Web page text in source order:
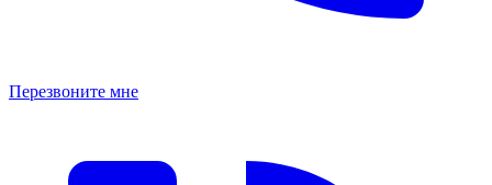
Перезвоните мне